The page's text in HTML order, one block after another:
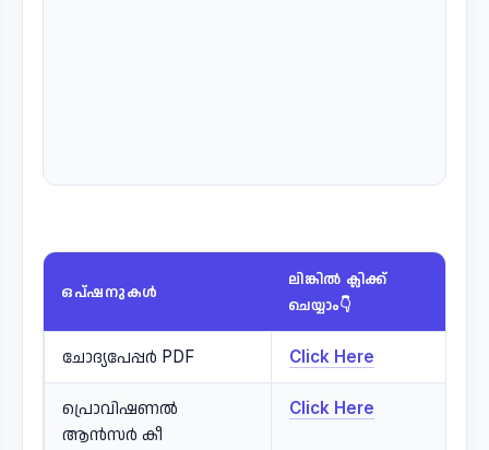
ഒപ്ഷനുകൾ
ലിങ്കിൽ ക്ലിക്ക്
ചെയ്യാം👇
ചോദ്യപേപ്പർ PDF Click Here
പ്രൊവിഷണൽ
ആൻസർ കീ
Click Here